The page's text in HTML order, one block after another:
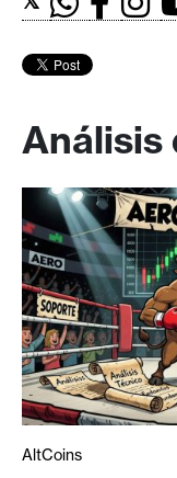
Análisis
AltCoins